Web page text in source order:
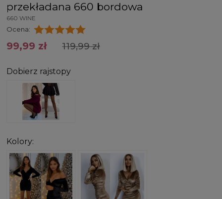
przekładana 660 bordowa
660 WINE
Ocena:
99,99 zł 119,99 zł
Dobierz rajstopy
Kolory: